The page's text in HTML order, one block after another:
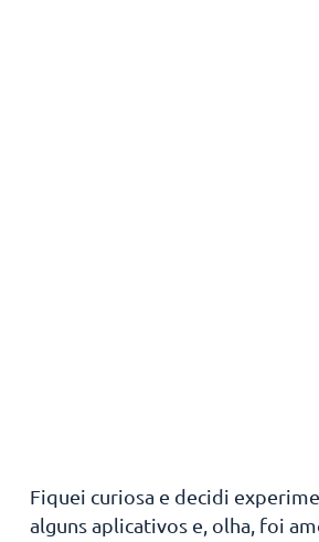
Fiquei curiosa e decidi
alguns aplicativos e, olha, foi